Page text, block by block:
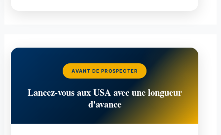
AVANT DE PROSPECTER
Lancez-vous aux USA avec une longueur
d'avance